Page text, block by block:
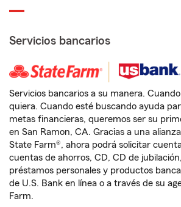
Servicios bancarios
Servicios bancarios a su manera.
quiera. Cuando esté buscando ayuda
metas financieras, queremos ser su
en San Ramon, CA. Gracias a una
State Farm®, ahora podrá solicitar
cuentas de ahorros, CD, CD de
préstamos personales y productos
de U.S. Bank en línea o a través de su
Farm.